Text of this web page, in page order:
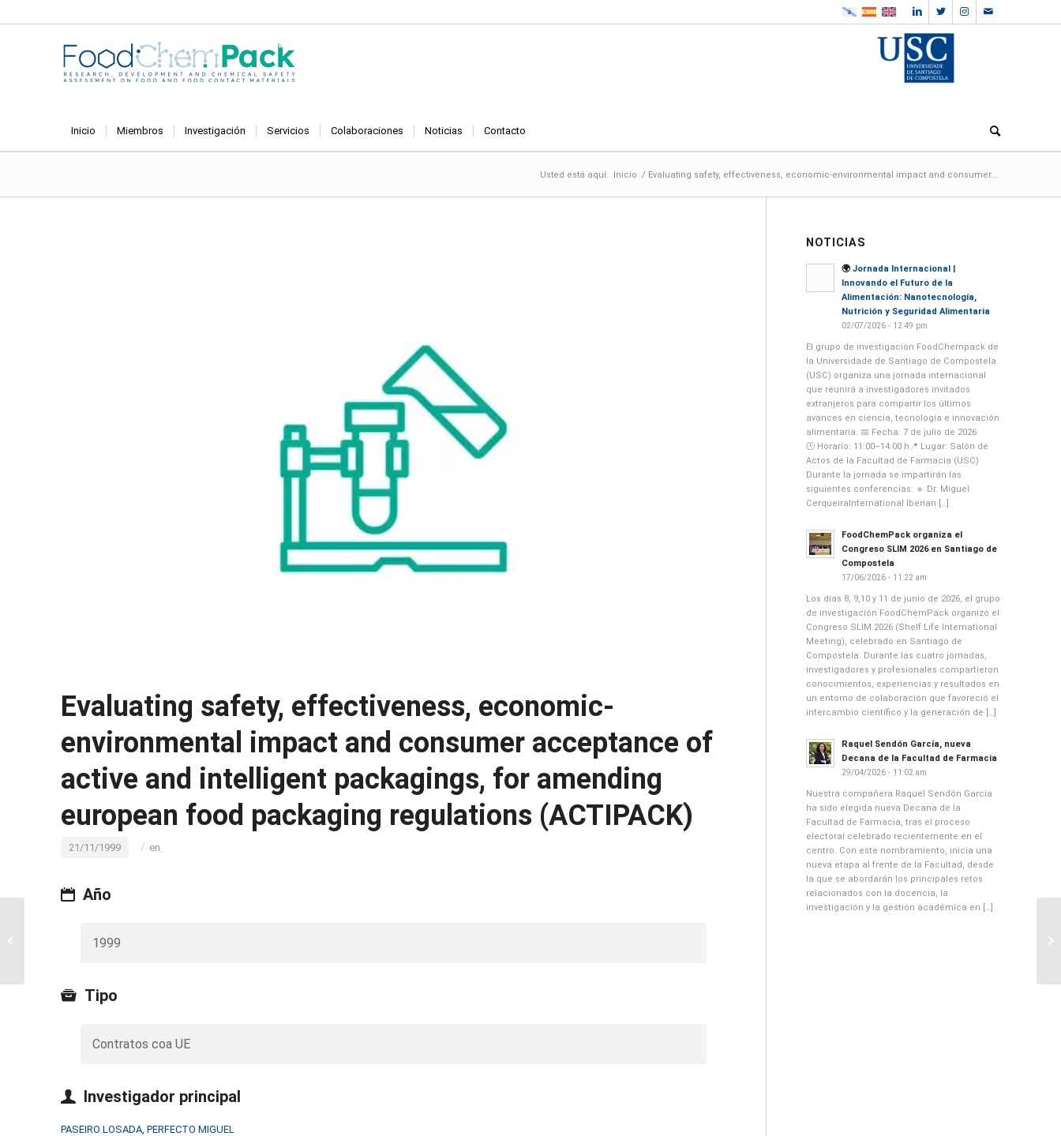
Inicio Miembros Investigación Servicios Colaboraciones Noticias Contacto
Usted está aquí: Inicio / Evaluating safety, effectiveness, economic-environmental impact and consumer...
Evaluating safety, effectiveness, economic-
environmental impact and consumer acceptance of
active and intelligent packagings, for amending
european food packaging regulations (ACTIPACK)
21/11/1999 / en
Año
1999
Tipo
Contratos coa UE
Investigador principal
PASEIRO LOSADA, PERFECTO MIGUEL
NOTICIAS
🌍 Jornada Internacional |
Innovando el Futuro de la
Alimentación: Nanotecnología,
Nutrición y Seguridad Alimentaria
02/07/2026 - 12:49 pm
El grupo de investigación FoodChempack de
la Universidade de Santiago de Compostela
(USC) organiza una jornada internacional
que reunirá a investigadores invitados
extranjeros para compartir los últimos
avances en ciencia, tecnología e innovación
alimentaria. 📅 Fecha: 7 de julio de 2026
🕒 Horario: 11:00–14:00 h📍 Lugar: Salón de
Actos de la Facultad de Farmacia (USC)
Durante la jornada se impartirán las
siguientes conferencias: 🔹 Dr. Miguel
CerqueiraInternational Iberian […]
FoodChemPack organiza el
Congreso SLIM 2026 en Santiago de
Compostela
17/06/2026 - 11:22 am
Los días 8, 9,10 y 11 de junio de 2026, el grupo
de investigación FoodChemPack organizó el
Congreso SLIM 2026 (Shelf Life International
Meeting), celebrado en Santiago de
Compostela. Durante las cuatro jornadas,
investigadores y profesionales compartieron
conocimientos, experiencias y resultados en
un entorno de colaboración que favoreció el
intercambio científico y la generación de […]
Raquel Sendón García, nueva
Decana de la Facultad de Farmacia
29/04/2026 - 11:02 am
Nuestra compañera Raquel Sendón García
ha sido elegida nueva Decana de la
Facultad de Farmacia, tras el proceso
electoral celebrado recientemente en el
centro. Con este nombramiento, inicia una
nueva etapa al frente de la Facultad, desde
la que se abordarán los principales retos
relacionados con la docencia, la
investigación y la gestión académica en […]
conservas de erizo de